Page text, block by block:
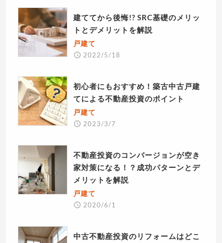
建ててから後悔!? SRC基礎のメリッ
トとデメリットを解説
戸建て
2022/5/18
初心者にもおすすめ！築古中古戸建
てによる不動産投資のポイント
戸建て
2023/3/7
不動産投資のコンバージョンが空き
家対策になる！？成功パターンとデ
メリットを解説
戸建て
2020/6/1
中古不動産投資のリフォームはどこ